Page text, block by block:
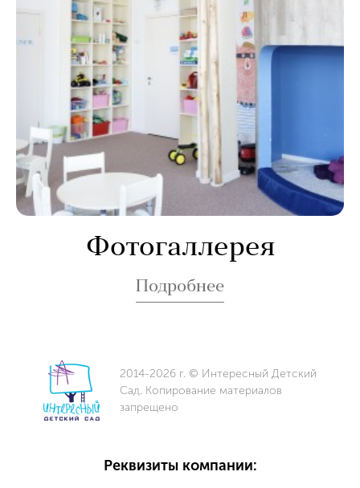
Фотогаллерея
Подробнее
2014-2026 г. © Интересный Детский
Сад. Копирование материалов
запрещено
Реквизиты компании: